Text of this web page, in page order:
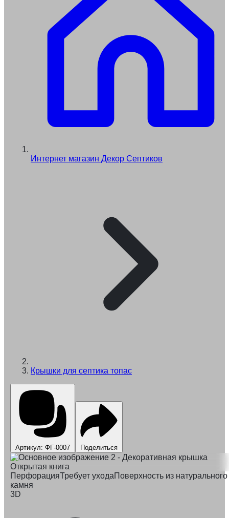
Интернет магазин Декор Септиков
Крышки для септика топас
Артикул: ФГ-0007 Поделиться
ПерфорацияТребует уходаПоверхность из натурального
камня
3D